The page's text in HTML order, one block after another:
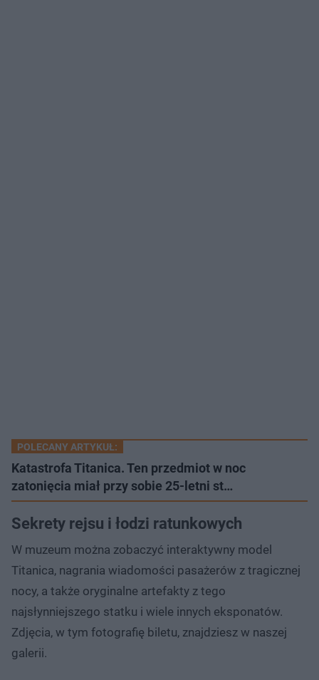
POLECANY ARTYKUŁ:
Katastrofa Titanica. Ten przedmiot w noc
zatonięcia miał przy sobie 25-letni st…
Sekrety rejsu i łodzi ratunkowych
W muzeum można zobaczyć interaktywny model
Titanica, nagrania wiadomości pasażerów z tragicznej
nocy, a także oryginalne artefakty z tego
najsłynniejszego statku i wiele innych eksponatów.
Zdjęcia, w tym fotografię biletu, znajdziesz w naszej
galerii.